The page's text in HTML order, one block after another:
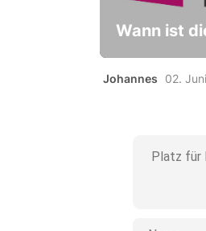
Wann ist
Johannes 02.